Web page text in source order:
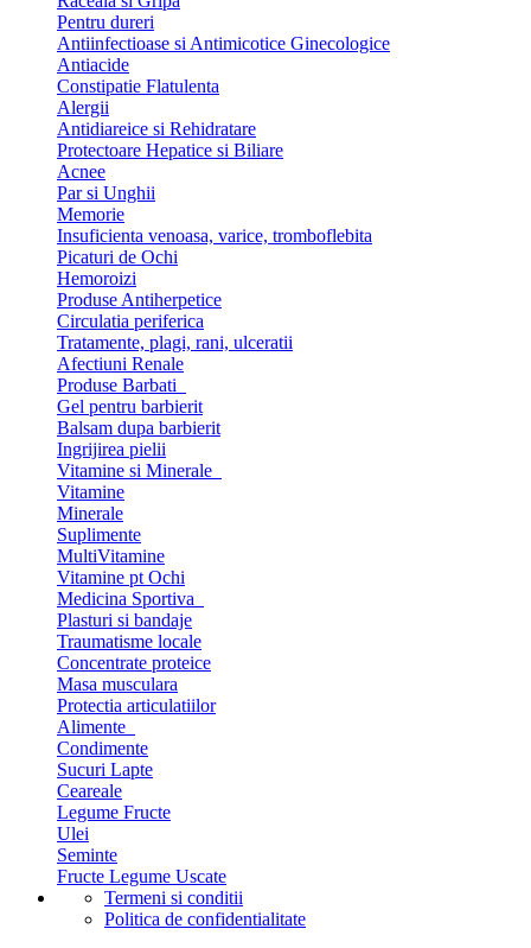
Pentru dureri
Antiinfectioase si Antimicotice Ginecologice
Antiacide
Constipatie Flatulenta
Alergii
Antidiareice si Rehidratare
Protectoare Hepatice si Biliare
Acnee
Par si Unghii
Memorie
Insuficienta venoasa, varice, tromboflebita
Picaturi de Ochi
Hemoroizi
Produse Antiherpetice
Circulatia periferica
Tratamente, plagi, rani, ulceratii
Afectiuni Renale
Produse Barbati
Gel pentru barbierit
Balsam dupa barbierit
Ingrijirea pielii
Vitamine si Minerale
Vitamine
Minerale
Suplimente
MultiVitamine
Vitamine pt Ochi
Medicina Sportiva
Plasturi si bandaje
Traumatisme locale
Concentrate proteice
Masa musculara
Protectia articulatiilor
Alimente
Condimente
Sucuri Lapte
Ceareale
Legume Fructe
Ulei
Seminte
Fructe Legume Uscate
Termeni si conditii
Politica de confidentialitate